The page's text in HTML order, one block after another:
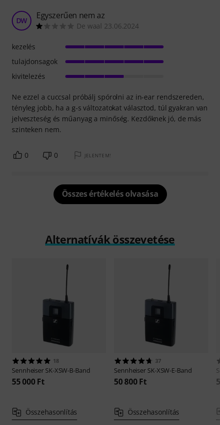
DW Egyszerűen nem az
De waal 23.06.2024
Ne ezzel a cuccsal próbálj spórolni az in-ear rendszereden,
tényleg jobb, ha a g-s változatokat választod, túl gyakran van
jelveszteség és műanyag a minőség. Kezdőknek jó, de más
szinteken nem.
kezelés
tulajdonsagok
kivitelezés
0 0 JELENTEM!
Összes értékelés olvasása
Alternatívák összevetése
18
Sennheiser SK-XSW-B-Band
55 000 Ft
Összehasonlítás
37
Sennheiser SK-XSW-E-Band
50 800 Ft
Összehasonlítás